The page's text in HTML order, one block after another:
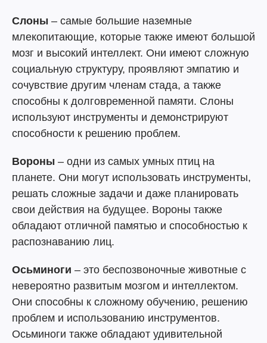
Слоны – самые большие наземные
млекопитающие, которые также имеют большой
мозг и высокий интеллект. Они имеют сложную
социальную структуру, проявляют эмпатию и
сочувствие другим членам стада, а также
способны к долговременной памяти. Слоны
используют инструменты и демонстрируют
способности к решению проблем.
Вороны – одни из самых умных птиц на
планете. Они могут использовать инструменты,
решать сложные задачи и даже планировать
свои действия на будущее. Вороны также
обладают отличной памятью и способностью к
распознаванию лиц.
Осьминоги – это беспозвоночные животные с
невероятно развитым мозгом и интеллектом.
Они способны к сложному обучению, решению
проблем и использованию инструментов.
Осьминоги также обладают удивительной